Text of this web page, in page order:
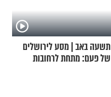
תשעה באב | מסע לירושלים
של פעם: מתחת לרחובות